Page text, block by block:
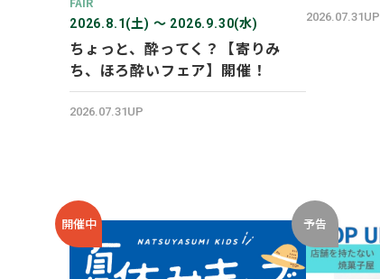
2026.8.1(土) 〜 2026.9.30(水)
ちょっと、酔ってく？【寄りみ
ち、ほろ酔いフェア】開催！
2026.07.31UP
2026.07.31UP
開催中 予告